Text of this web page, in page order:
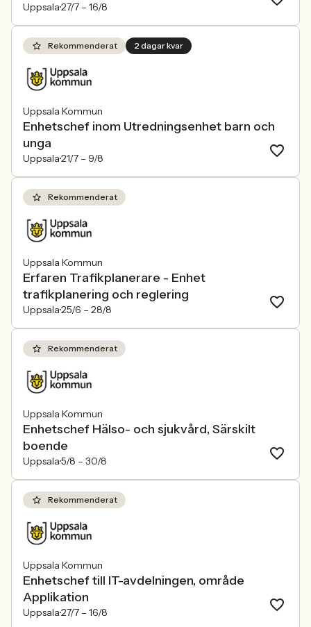
Uppsala27/7 – 16/8
Rekommenderat 2 dagar kvar
Uppsala Kommun
Enhetschef inom Utredningsenhet barn och
unga
Uppsala21/7 – 9/8
Rekommenderat
Uppsala Kommun
Erfaren Trafikplanerare - Enhet
trafikplanering och reglering
Uppsala25/6 – 28/8
Rekommenderat
Uppsala Kommun
Enhetschef Hälso- och sjukvård, Särskilt
boende
Uppsala5/8 – 30/8
Rekommenderat
Uppsala Kommun
Enhetschef till IT-avdelningen, område
Applikation
Uppsala27/7 – 16/8